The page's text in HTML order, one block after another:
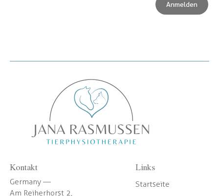
Anmelden
Kontakt
Germany —
Am Reiherhorst 2,
Links
Startseite